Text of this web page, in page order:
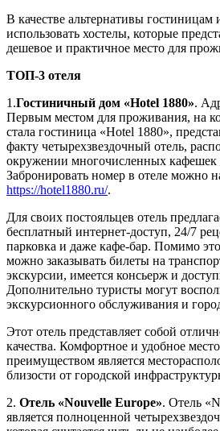
В качестве альтернативы гостиницам
использовать хостелы, которые
дешевое и практичное место для
ТОП-3 отеля
1.Гостиничный дом «Hotel 1880».
Первым местом для проживания, на
стала гостиница «Hotel 1880»,
факту четырехзвездочный отель,
окружении многочисленных кафешек
Забронировать номер в отеле можно
https://hotel1880.ru/.
Для своих постояльцев отель
бесплатный интернет-доступ, 24/7
парковка и даже кафе-бар. Помимо
можно заказывать билеты на
экскурсии, имеется консьерж и
Дополнительно туристы могут
экскурсионного обслуживания и
Этот отель представляет собой
качества. Комфортное и удобное
преимуществом является
близости от городской
2. Отель «Nouvelle Europe». Отель
является полноценной